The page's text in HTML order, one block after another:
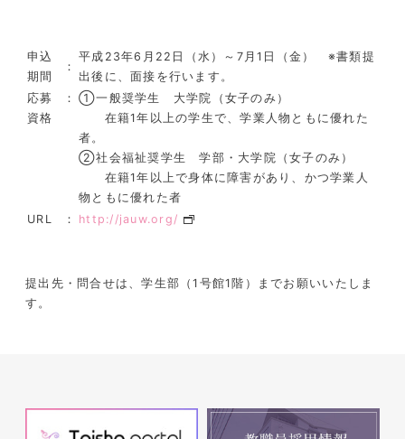
申込
期間
：
平成23年6月22日（水）～7月1日（金） ※書類提
出後に、面接を行います。
応募
資格
： ①一般奨学生 大学院（女子のみ）
在籍1年以上の学生で、学業人物ともに優れた
者。
②社会福祉奨学生 学部・大学院（女子のみ）
在籍1年以上で身体に障害があり、かつ学業人
物ともに優れた者
URL
： http://jauw.org/
提出先・問合せは、学生部（1号館1階）までお願いいたしま
す。